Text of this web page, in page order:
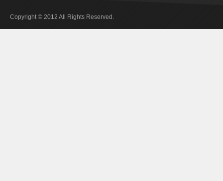
Copyright © 2012 All Rights Reserved.